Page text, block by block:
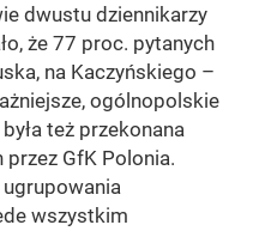
dwustu dziennikarzy
że 77 proc. pytanych
na Kaczyńskiego –
ogólnopolskie
też przekonana
GfK Polonia.
wszystkim